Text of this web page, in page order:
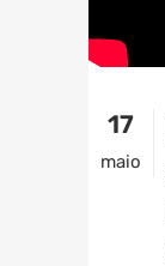
17
maio